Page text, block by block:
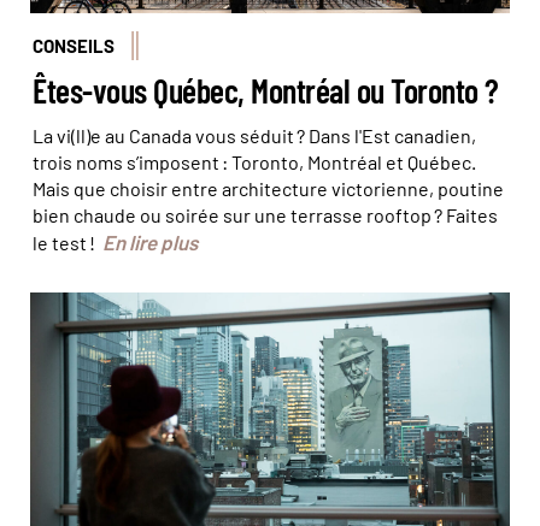
CONSEILS
Êtes-vous Québec, Montréal ou Toronto ?
La vi(ll)e au Canada vous séduit ? Dans l'Est canadien,
trois noms s’imposent : Toronto, Montréal et Québec.
Mais que choisir entre architecture victorienne, poutine
bien chaude ou soirée sur une terrasse rooftop ? Faites
le test ! En lire plus
© "Tower of Songs", El Mac & Gene Pendon - Susan Moss
- Tourisme Montréal